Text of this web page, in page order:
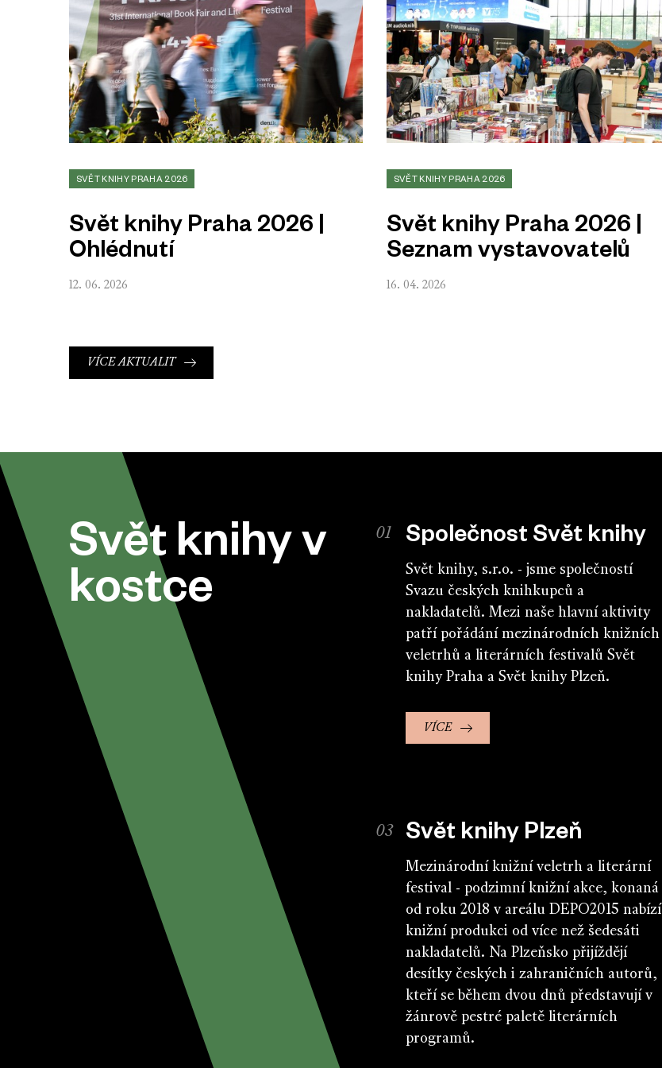
SVĚT KNIHY PRAHA 2026
Svět knihy Praha 2026 |
Ohlédnutí
12. 06. 2026
SVĚT KNIHY PRAHA 2026
Svět knihy Praha 2026 |
Seznam vystavovatelů
16. 04. 2026
VÍCE AKTUALIT
Svět knihy v
kostce
Společnost Svět knihy
Svět knihy, s.r.o. - jsme společností
Svazu českých knihkupců a
nakladatelů. Mezi naše hlavní aktivity
patří pořádání mezinárodních knižních
veletrhů a literárních festivalů Svět
knihy Praha a Svět knihy Plzeň.
VÍCE
Svět knihy Plzeň
Mezinárodní knižní veletrh a literární
festival - podzimní knižní akce, konaná
od roku 2018 v areálu DEPO2015 nabízí
knižní produkci od více než šedesáti
nakladatelů. Na Plzeňsko přijíždějí
desítky českých i zahraničních autorů,
kteří se během dvou dnů představují v
žánrově pestré paletě literárních
programů.